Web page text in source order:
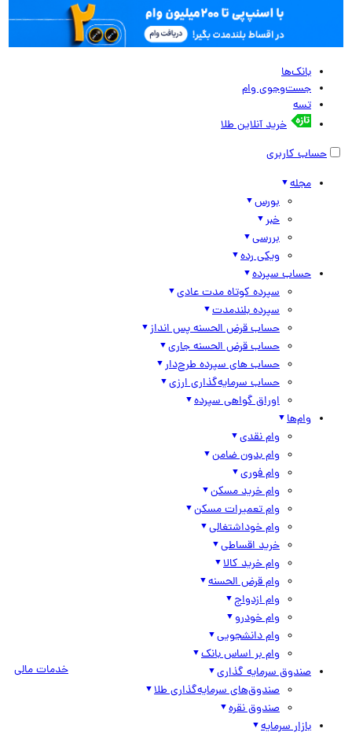
بانک‌ها
جست‌وجوی وام
تسه
خرید آنلاین طلا
حساب کاربری
مجله
بورس
خبر
بررسی
ویکی رده
حساب سپرده
سپرده کوتاه مدت عادی
سپرده بلندمدت
حساب قرض الحسنه پس انداز
حساب قرض الحسنه جاری
حساب های سپرده طرح‌دار
حساب سرمایه‌گذاری ارزی
اوراق گواهی سپرده
وام‌ها
وام نقدی
وام بدون ضامن
وام فوری
وام خرید مسکن
وام تعمیرات مسکن
وام خوداشتغالی
خرید اقساطی
وام خرید کالا
وام قرض الحسنه
وام ازدواج
وام خودرو
وام دانشجویی
وام بر اساس بانک
صندوق سرمایه گذاری
صندوق‌های سرمایه‌گذاری طلا
صندوق نقره
بازار سرمایه
خدمات مالی